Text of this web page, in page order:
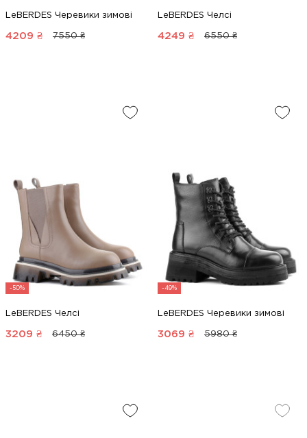
LeBERDES Черевики зимові
4209 ₴ 7550 ₴
LeBERDES Челсі
4249 ₴ 6550 ₴
-50%
LeBERDES Челсі
3209 ₴ 6450 ₴
-49%
LeBERDES Черевики зимові
3069 ₴ 5980 ₴